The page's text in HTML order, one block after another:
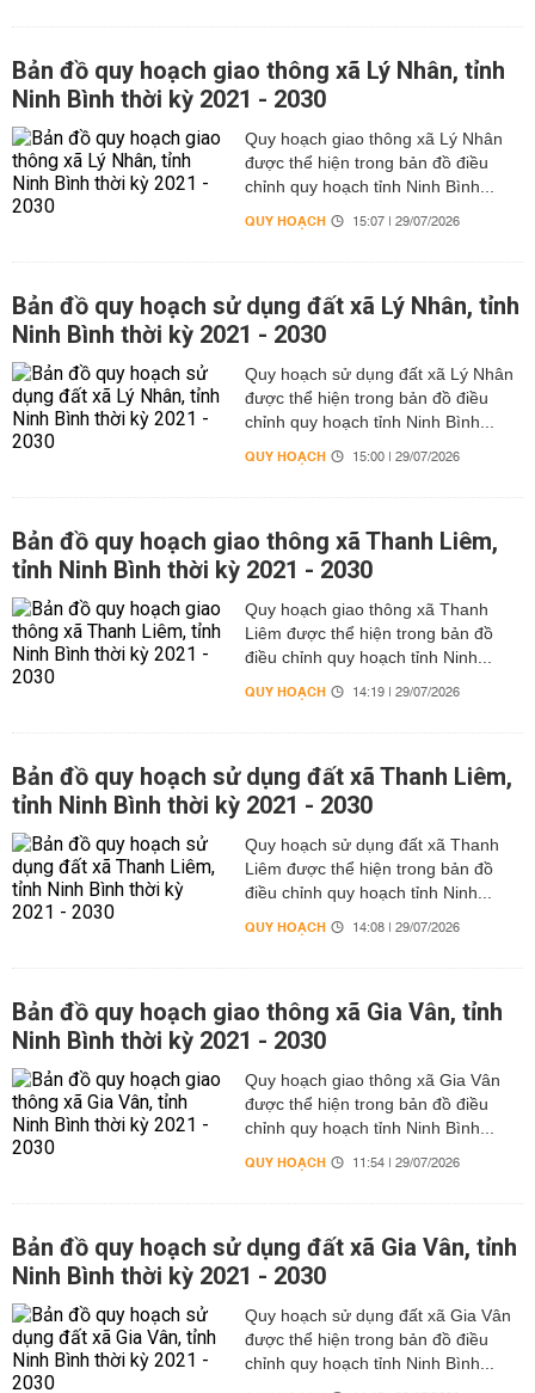
Bản đồ quy hoạch giao thông xã Lý Nhân, tỉnh
Ninh Bình thời kỳ 2021 - 2030
Quy hoạch giao thông xã Lý Nhân
được thể hiện trong bản đồ điều
chỉnh quy hoạch tỉnh Ninh Bình...
QUY HOẠCH 15:07 | 29/07/2026
Bản đồ quy hoạch sử dụng đất xã Lý Nhân, tỉnh
Ninh Bình thời kỳ 2021 - 2030
Quy hoạch sử dụng đất xã Lý Nhân
được thể hiện trong bản đồ điều
chỉnh quy hoạch tỉnh Ninh Bình...
QUY HOẠCH 15:00 | 29/07/2026
Bản đồ quy hoạch giao thông xã Thanh Liêm,
tỉnh Ninh Bình thời kỳ 2021 - 2030
Quy hoạch giao thông xã Thanh
Liêm được thể hiện trong bản đồ
điều chỉnh quy hoạch tỉnh Ninh...
QUY HOẠCH 14:19 | 29/07/2026
Bản đồ quy hoạch sử dụng đất xã Thanh Liêm,
tỉnh Ninh Bình thời kỳ 2021 - 2030
Quy hoạch sử dụng đất xã Thanh
Liêm được thể hiện trong bản đồ
điều chỉnh quy hoạch tỉnh Ninh...
QUY HOẠCH 14:08 | 29/07/2026
Bản đồ quy hoạch giao thông xã Gia Vân, tỉnh
Ninh Bình thời kỳ 2021 - 2030
Quy hoạch giao thông xã Gia Vân
được thể hiện trong bản đồ điều
chỉnh quy hoạch tỉnh Ninh Bình...
QUY HOẠCH 11:54 | 29/07/2026
Bản đồ quy hoạch sử dụng đất xã Gia Vân, tỉnh
Ninh Bình thời kỳ 2021 - 2030
Quy hoạch sử dụng đất xã Gia Vân
được thể hiện trong bản đồ điều
chỉnh quy hoạch tỉnh Ninh Bình...